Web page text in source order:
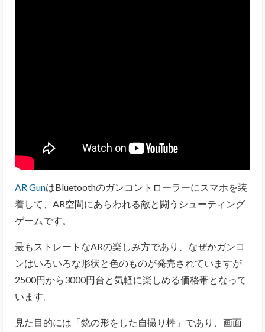
AR GunはBluetoothのガンコントローラーにスマホを装
着して、AR空間にあらわれる敵と闘うシューティング
ゲームです。
最もストレートなARの楽しみ方であり、なぜかガンコ
ンはいろいろな形状と色のものが発売されていますが
2500円から3000円台と気軽に楽しめる価格帯となって
います。
見た目的には「銃の形をした自撮り棒」であり、画面